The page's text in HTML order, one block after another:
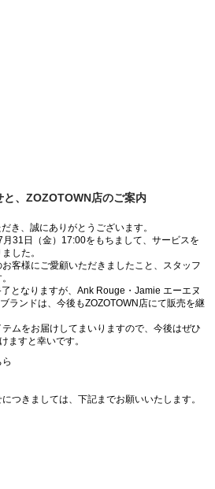
と、ZOZOTOWN店のご案内
き、誠にありがとうございます。
31日（金）17:00をもちまして、サービスを
した。
客様にご愛顧いただきましたこと、スタッフ
となりますが、Ank Rouge・Jamie エーエヌ
ランドは、今後もZOZOTOWN店にて販売を継
ムをお届けしてまいりますので、今後はぜひ
ますと幸いです。
つきましては、下記までお願いいたします。